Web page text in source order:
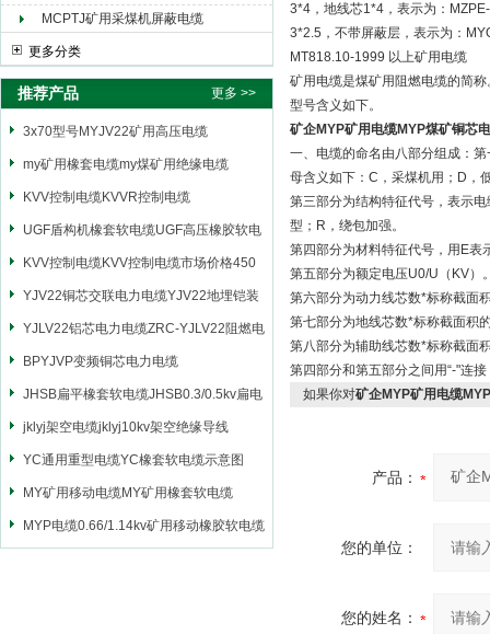
MCPTJ矿用采煤机屏蔽电缆
更多分类
推荐产品 更多 >>
3x70型号MYJV22矿用高压电缆
my矿用橡套电缆my煤矿用绝缘电缆
KVV控制电缆KVVR控制电缆
UGF盾构机橡套软电缆UGF高压橡胶软电
缆
KVV控制电缆KVV控制电缆市场价格450
YJV22铜芯交联电力电缆YJV22地埋铠装
电源电缆
YJLV22铝芯电力电缆ZRC-YJLV22阻燃电
力电缆
BPYJVP变频铜芯电力电缆
JHSB扁平橡套软电缆JHSB0.3/0.5kv扁电
缆
jklyj架空电缆jklyj10kv架空绝缘导线
YC通用重型电缆YC橡套软电缆示意图
MY矿用移动电缆MY矿用橡套软电缆
MYP电缆0.66/1.14kv矿用移动橡胶软电缆
3*4，地线芯1*4，表示为：
3*2.5，不带屏蔽层，表示为：
MT818.10-1999 以上矿用电缆
矿用电缆是煤矿用阻燃电缆的简
型号含义如下。
矿企MYP矿用电缆MYP煤矿铜芯
一、电缆的命名由八部分组成：
母含义如下：C，采煤机用；D，
第三部分为结构特征代号，表示
型；R，绕包加强。
第四部分为材料特征代号，用E表
第五部分为额定电压U0/U（KV）
第六部分为动力线芯数*标称截面
第七部分为地线芯数*标称截面积
第八部分为辅助线芯数*标称截面
第四部分和第五部分之间用“-"连
如果你对矿企MYP矿用电缆
产品：
您的单位：
您的姓名：